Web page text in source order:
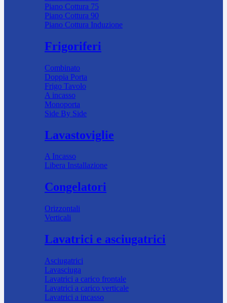
Piano Cottura 75
Piano Cottura 90
Piano Cottura Induzione
Frigoriferi
Combinato
Doppia Porta
Frigo Tavolo
A incasso
Monoporta
Side By Side
Lavastoviglie
A Incasso
Libera Installazione
Congelatori
Orizzontali
Verticali
Lavatrici e asciugatrici
Asciugatrici
Lavasciuga
Lavatrici a carico frontale
Lavatrici a carico verticale
Lavatrici a incasso